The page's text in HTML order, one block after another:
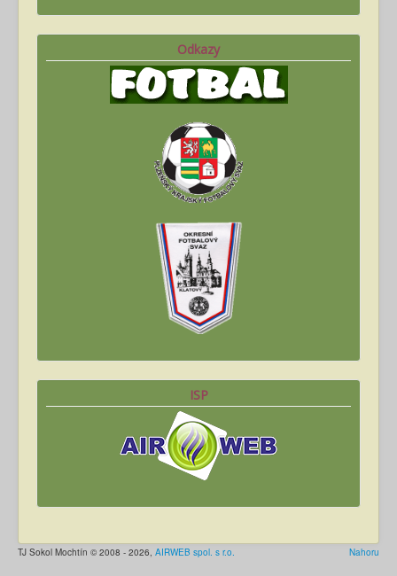
Odkazy
ISP
Nahoru
TJ Sokol Mochtín © 2008 - 2026, AIRWEB spol. s r.o.